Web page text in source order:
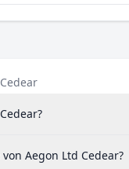
Aegon Ltd Cedear?